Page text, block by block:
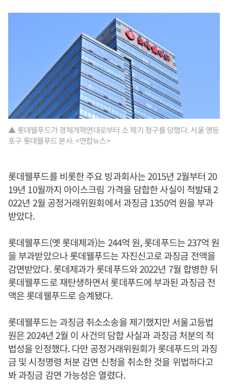
▲ 롯데웰푸드가 경제개혁연대로부터 소 제기 청구를 당했다. 서울 영등
포구 롯데웰푸드 본사. <연합뉴스>
롯데웰푸드를 비롯한 주요 빙과회사는 2015년 2월부터 20
19년 10월까지 아이스크림 가격을 담합한 사실이 적발돼 2
022년 2월 공정거래위원회에서 과징금 1350억 원을 부과
받았다.
롯데웰푸드(옛 롯데제과)는 244억 원, 롯데푸드는 237억 원
을 부과받았으나 롯데웰푸드는 자진신고로 과징금 전액을
감면받았다. 롯데제과가 롯데푸드와 2022년 7월 합병한 뒤
롯데웰푸드로 재탄생하면서 롯데푸드에 부과된 과징금 전
액은 롯데웰푸드로 승계됐다.
롯데웰푸드는 과징금 취소소송을 제기했지만 서울고등법
원은 2024년 2월 이 사건의 담합 사실과 과징금 처분의 적
법성을 인정했다. 다만 공정거래위원회가 롯데푸드의 과징
금 및 시정명령 처분 감면 신청을 취소한 것을 위법하다고
봐 과징금 감면 가능성은 열렸다.